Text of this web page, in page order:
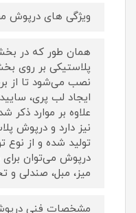
ویژگی های درپوش
همان طور که در
پلاستیکی بر روی
نصب می‌شود تا از
ایجاد لب پری،
علاوه بر موارد ذکر
نیز دارد و درپوش
تولید شده و از نوع
درپوش می‌توان
میز، مبل، صندلی و
مشخصات فنی